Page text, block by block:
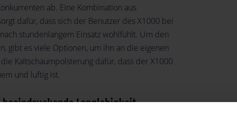
ab. Eine Kombination aus
dafür, dass sich der Benutzer des X1000 bei
stundenlangem Einsatz wohlfühlt. Um den
gibt es viele Optionen, um ihn an die eigenen
Kaltschaumpolsterung dafür, dass der X1000
und luftig ist.
Langlebigkeit